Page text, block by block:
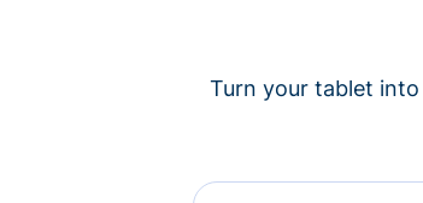
Turn your tablet